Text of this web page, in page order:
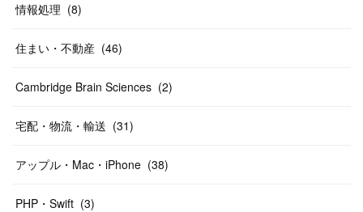
情報処理 (8)
住まい・不動産 (46)
Cambridge Brain Sciences (2)
宅配・物流・輸送 (31)
アップル・Mac・iPhone (38)
PHP・Swift (3)